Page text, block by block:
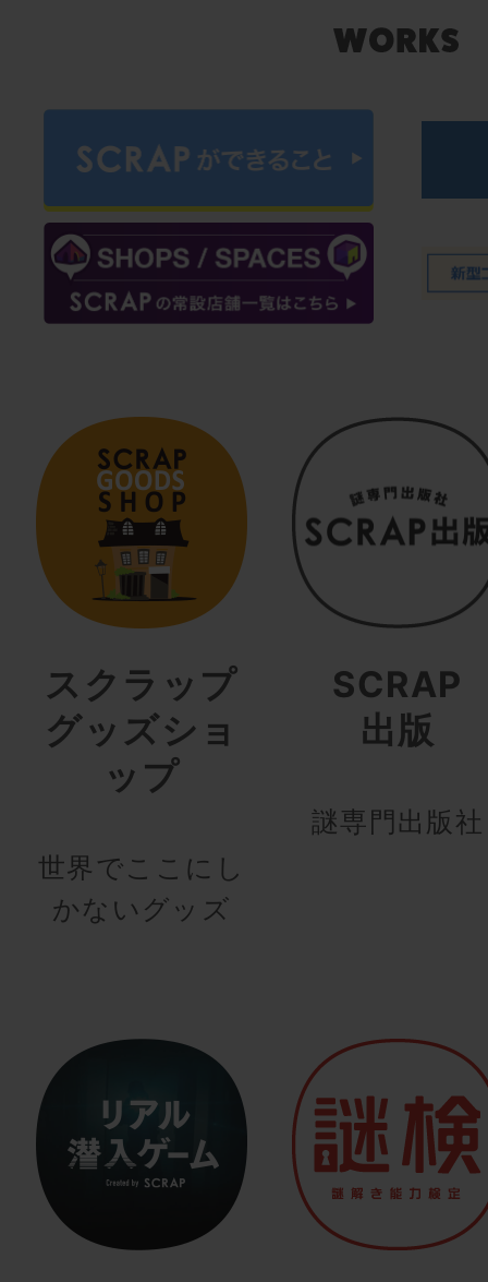
スクラップ
グッズショ
ップ
世界でここにし
かないグッズ
SCRAP
出版
謎専門出版社